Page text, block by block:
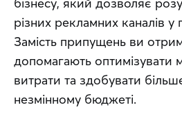
бізнесу, який дозволяє
різних рекламних каналів у
Замість припущень ви
допомагають оптимізувати
витрати та здобувати
незмінному бюджеті.